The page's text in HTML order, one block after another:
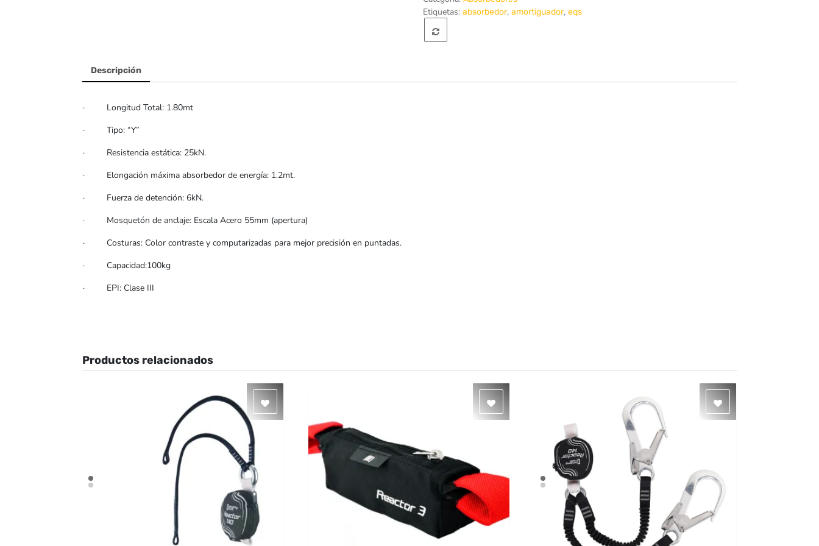
Etiquetas: absorbedor, amortiguador, eqs
Descripción
· Longitud Total: 1.80mt
· Tipo: “Y”
· Resistencia estática: 25kN.
· Elongación máxima absorbedor de energía: 1.2mt.
· Fuerza de detención: 6kN.
· Mosquetón de anclaje: Escala Acero 55mm (apertura)
· Costuras: Color contraste y computarizadas para mejor precisión en puntadas.
· Capacidad:100kg
· EPI: Clase III
Productos relacionados